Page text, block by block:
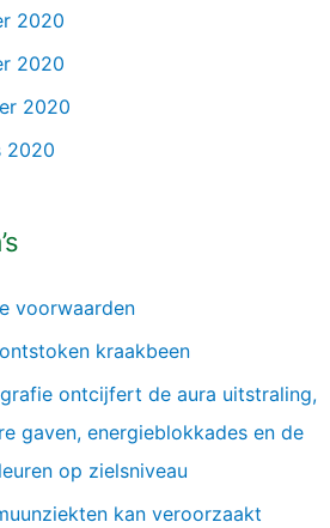
2020
2020
2020
2020
voorwaarden
kraakbeen
ontcijfert de aura uitstraling,
gaven, energieblokkades en de
op zielsniveau
kan veroorzaakt